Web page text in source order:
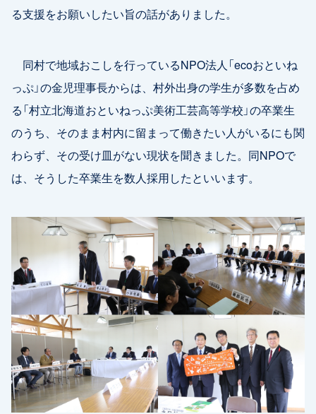
る支援をお願いしたい旨の話がありました。
同村で地域おこしを行っているNPO法人「ecoおといね
っぷ」の金児理事長からは、村外出身の学生が多数を占め
る「村立北海道おといねっぷ美術工芸高等学校」の卒業生
のうち、そのまま村内に留まって働きたい人がいるにも関
わらず、その受け皿がない現状を聞きました。同NPOで
は、そうした卒業生を数人採用したといいます。